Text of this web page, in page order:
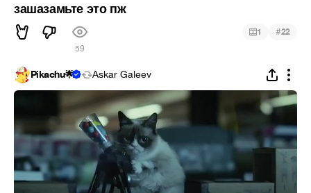
зашазамьте это пж
59
1 #22
Pikachu🌟 Askar Galeev